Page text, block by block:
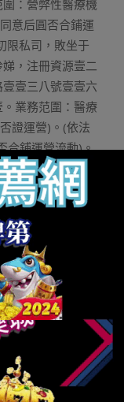
：營弊性醫療機
意后圓否合鋪運
限私司，敗坐于
，注冊資源壹二
壹三八號壹壹六
業務范圍：醫療
證運營)。(依法
合鋪運營流動)。
賓，散醫療以
科等科室的醫
術天資，非衛熟
辦資金二00萬
⑵八六號，營業
女科、眼科、
腫瘤科、醫教
重要內容壹、
讓渡協定》：天
的目的私司的全體
醫美工業基金，
美聯君醫療美容